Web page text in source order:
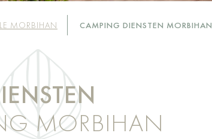
MORBIHAN CAMPING DIENSTEN MORBIHAN
MORBIHAN